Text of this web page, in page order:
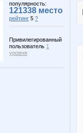
популярность:
121338 место
рейтинг 5 ?
Привилегированный
пользователь 1
уровня